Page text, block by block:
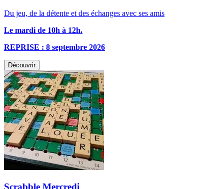
Du jeu, de la détente et des échanges avec ses amis
Le mardi de 10h à 12h.
REPRISE : 8 septembre 2026
Découvrir
Scrabble Mercredi